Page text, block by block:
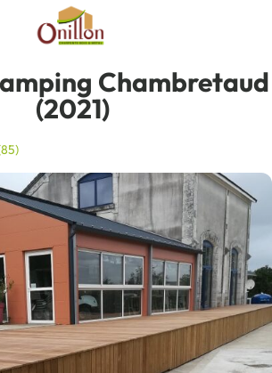
Chambretaud
(2021)